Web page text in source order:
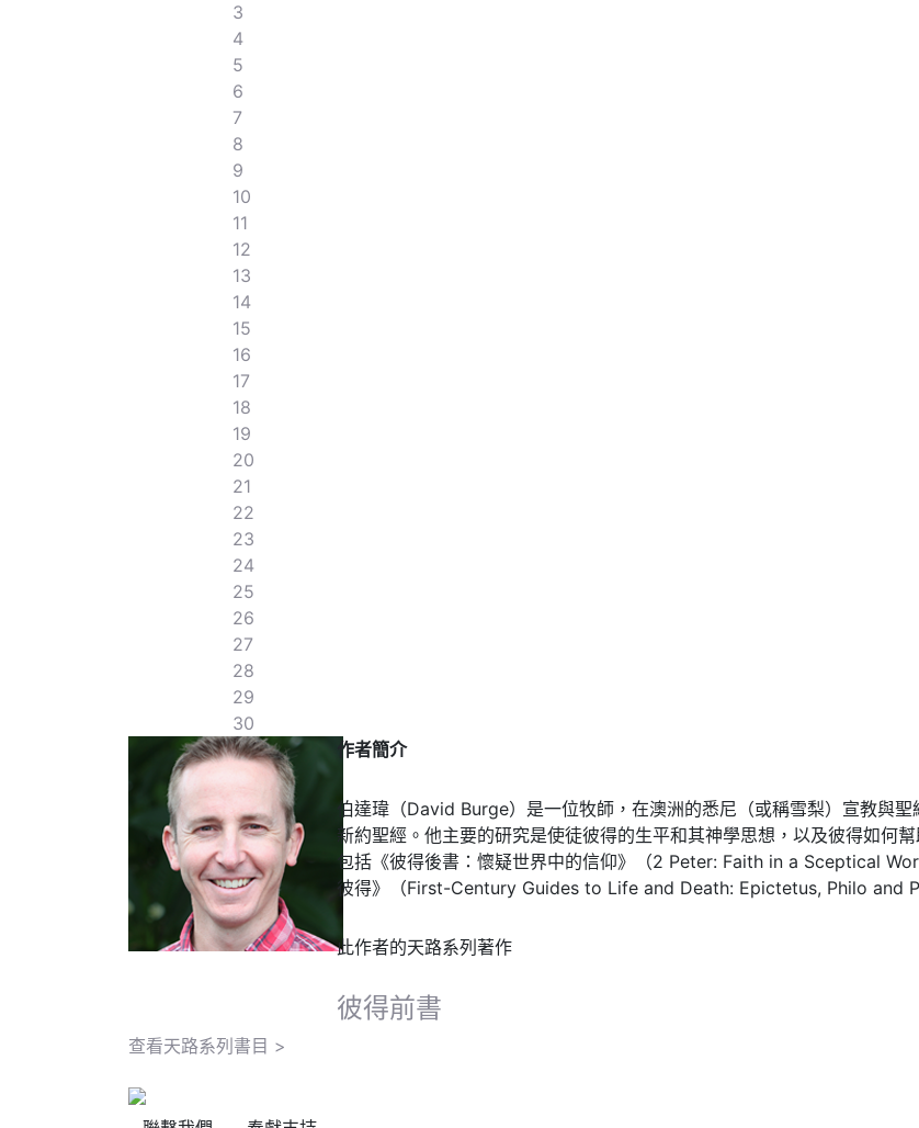
3
4
5
6
7
8
9
10
11
12
13
14
15
16
17
18
19
20
21
22
23
24
25
26
27
28
29
30
作者簡介
伯達瑋（David Burge）是一位牧師，在澳洲的悉尼（或稱雪梨）宣教與
新約聖經。他主要的研究是使徒彼得的生平和其神學思想，以及彼得如何
包括《彼得後書：懷疑世界中的信仰》（2 Peter: Faith in a Sceptical
彼得》（First-Century Guides to Life and Death: Epictetus, Philo and
此作者的天路系列著作
彼得前書
查看天路系列書目 >